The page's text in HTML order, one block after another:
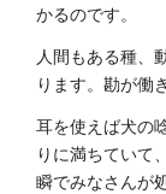
かるのです。
人間もある種、
ります。勘が働
耳を使えば犬の
りに満ちていて
瞬でみなさんが